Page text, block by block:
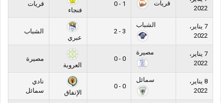
2022
قريات
1 - 0
فنجاء
قريات
7 يناير،
2022
الشباب
3 - 2
عبري
الشباب
7 يناير،
2022
مصيرة
0 - 0
العروبة
مصيرة
8 يناير،
2022
سمائل
0 - 0
الإتفاق
نادي
سمائل